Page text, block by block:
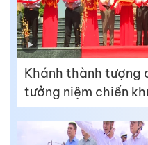
Khánh thành tượng
tưởng niệm chiến